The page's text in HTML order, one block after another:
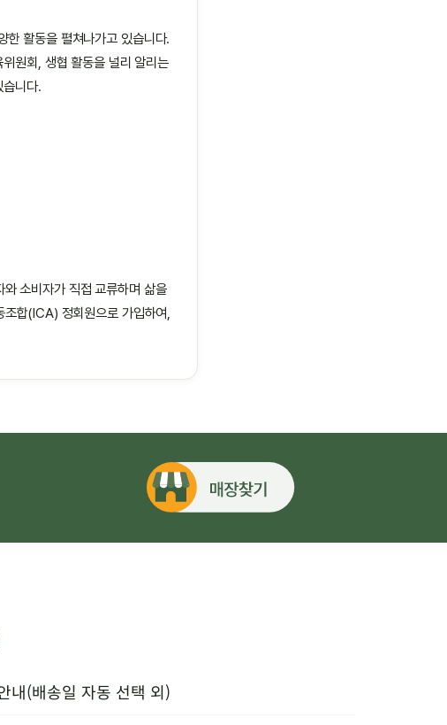
한 활동을 펼쳐나가고 있습니다.
원회, 생협 활동을 널리 알리는
니다.
소비자가 직접 교류하며 삶을
조합(ICA) 정회원으로 가입하여,
내(배송일 자동 선택 외)